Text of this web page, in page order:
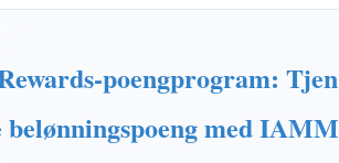
poengprogram:
med